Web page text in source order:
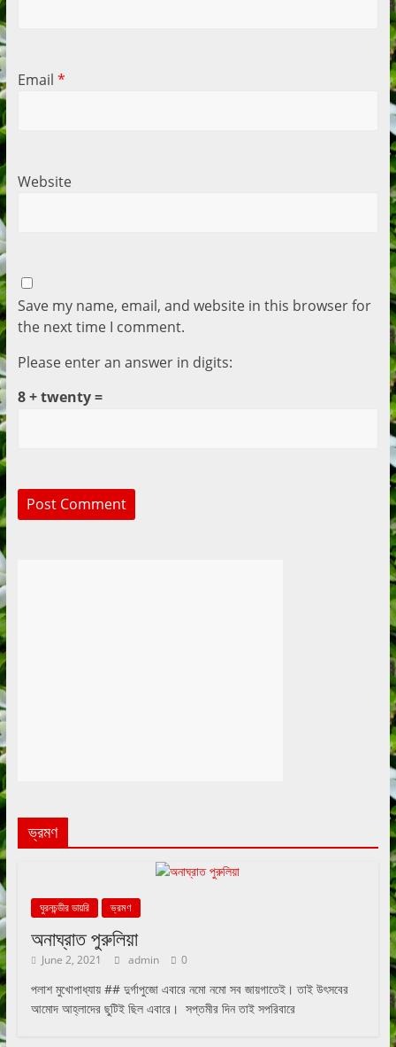
Email *
Website
Save my name, email, and website in this browser for
the next time I comment.
Please enter an answer in digits:
8 + twenty =
ভ্রমণ
ঘুরনচন্ডীর ডায়রি ভ্রমণ
অনাঘ্রাত পুরুলিয়া
June 2, 2021 admin 0
পলাশ মুখোপাধ্যায় ## দুর্গাপুজো এবারে নমো নমো সব জায়গাতেই। তাই উৎসবের
আমোদ আহ্লাদের ছুটিই ছিল এবারে। সপ্তমীর দিন তাই সপরিবারে